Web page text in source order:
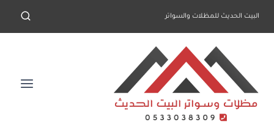
البيت الحديث للمظلات والسواتر